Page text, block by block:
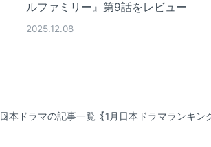
ルファミリー』第9話をレビュー
2025.12.08
日本ドラマの記事一覧 【1月日本ドラマランキ